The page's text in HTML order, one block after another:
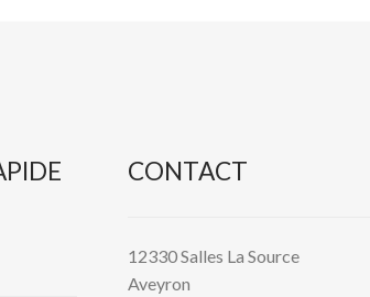
CONTACT
12330 Salles La Source
Aveyron